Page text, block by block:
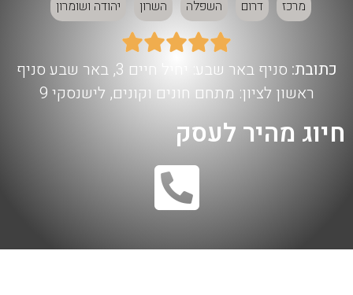
מרכז דרום השפלה השרון יהודה ושומרון





כתובת:
סניף באר שבע: יחיל חיים 3, באר שבע סניף
ראשון לציון: מתחם חונים וקונים, לישנסקי 9
חיוג מהיר לעסק